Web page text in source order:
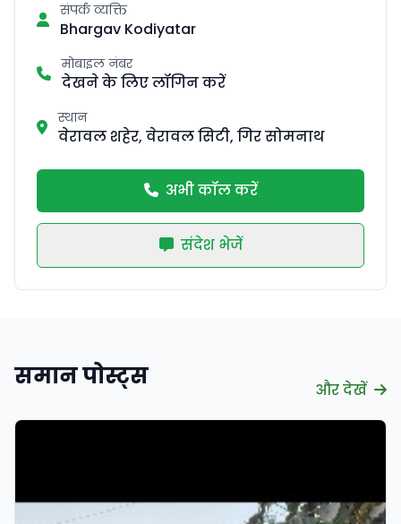
संपर्क व्यक्ति
Bhargav Kodiyatar
मोबाइल नंबर
देखने के लिए लॉगिन करें
स्थान
वेरावल शहेर, वेरावल सिटी, गिर सोमनाथ
अभी कॉल करें
संदेश भेजें
समान पोस्ट्स और देखें